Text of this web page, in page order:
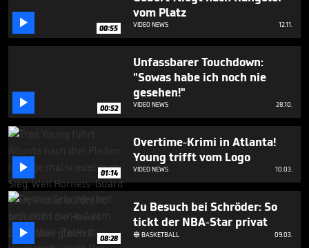
29
seconds
 00:55
vom Platz
VIDEO NEWS 12.11.
 00:52
Unfassbarer Touchdown:
"Sowas habe ich noch nie
gesehen!"
VIDEO NEWS 28.10.
 01:14
Overtime-Krimi in Atlanta!
Young trifft vom Logo
VIDEO NEWS 10.03.
 08:28
Zu Besuch bei Schröder: So
tickt der NBA-Star privat
BASKETBALL 09.03.